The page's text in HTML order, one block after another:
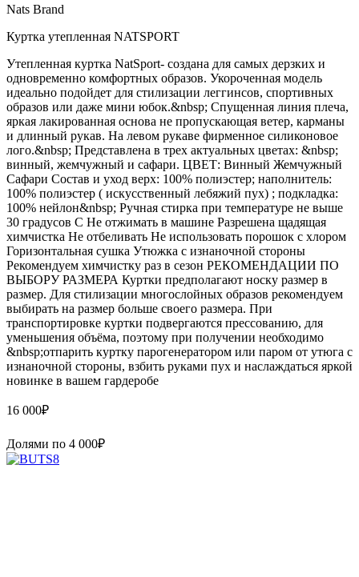
Nats Brand
Куртка утепленная NATSPORT
Утепленная куртка NatSport- создана для самых дерзких и
одновременно комфортных образов. Укороченная модель
идеально подойдет для стилизации леггинсов, спортивных
образов или даже мини юбок.&nbsp; Спущенная линия плеча,
яркая лакированная основа не пропускающая ветер, карманы
и длинный рукав. На левом рукаве фирменное силиконовое
лого.&nbsp; Представлена в трех актуальных цветах: &nbsp;
винный, жемчужный и сафари. ЦВЕТ: Винный Жемчужный
Сафари Состав и уход верх: 100% полиэстер; наполнитель:
100% полиэстер ( искусственный лебяжий пух) ; подкладка:
100% нейлон&nbsp; Ручная стирка при температуре не выше
30 градусов С Не отжимать в машине Разрешена щадящая
химчистка Не отбеливать Не использовать порошок с хлором
Горизонтальная сушка Утюжка с изнаночной стороны
Рекомендуем химчистку раз в сезон РЕКОМЕНДАЦИИ ПО
ВЫБОРУ РАЗМЕРА Куртки предполагают носку размер в
размер. Для стилизации многослойных образов рекомендуем
выбирать на размер больше своего размера. При
транспортировке куртки подвергаются прессованию, для
уменьшения объёма, поэтому при получении необходимо
&nbsp;отпарить куртку парогенератором или паром от утюга с
изнаночной стороны, взбить руками пух и наслаждаться яркой
новинке в вашем гардеробе
16 000₽
Долями по 4 000₽